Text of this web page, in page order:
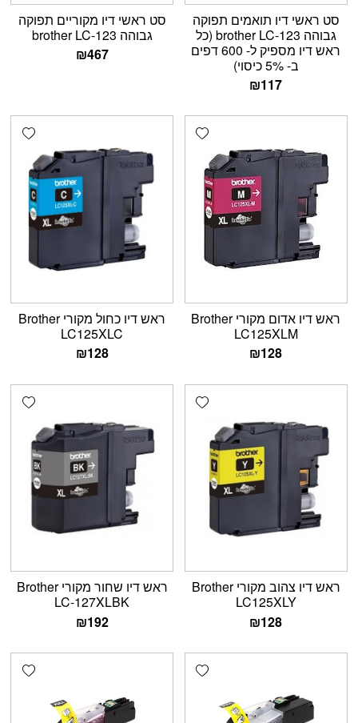
סט ראשי דיו תואמים תפוקה
גבוהה brother LC-123 (כל
ראש דיו מספיק ל- 600 דפים
ב- 5% כיסוי)
₪117
סט ראשי דיו מקוריים תפוקה
גבוהה brother LC-123
₪467
Add wishlist
ראש דיו אדום מקורי Brother
LC125XLM
₪128
ראש דיו כחול מקורי Brother
LC125XLC
₪128
Add wishlist
ראש דיו צהוב מקורי Brother
LC125XLY
₪128
ראש דיו שחור מקורי Brother
LC-127XLBK
₪192
Add wishlist